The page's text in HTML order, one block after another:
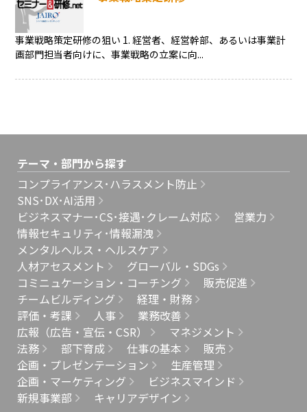
事業戦略策定研修の狙い 1. 経営者、経営幹部、あるいは事業計
画部門担当者向けに、事業戦略の立案に向...
テーマ・部門から探す
コンプライアンス･ハラスメント防止
SNS･DX･AI活用
ビジネスマナー･CS･接遇･クレーム対応
営業力
情報セキュリティ･情報漏洩
メンタルヘルス・ヘルスケア
人材アセスメント
グローバル・SDGs
コミニュケーション・コーチング
販売促進
チームビルディング
経理・財務
評価・考課
人事
業務改善
広報（広告・宣伝・CSR）
マネジメント
法務
部下育成 仕事の基本
販売
企画・プレゼンテーション
生産管理
企画・マーケティング
ビジネスマインド
新規事業部
キャリアデザイン